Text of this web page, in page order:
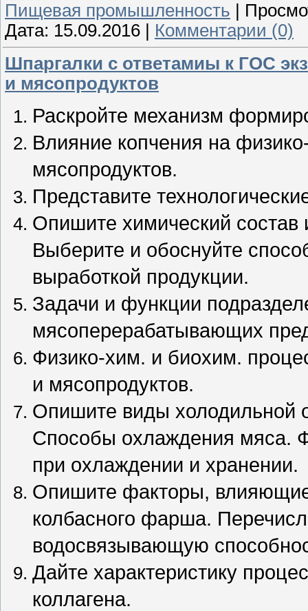
Пищевая промышленность
Дата: 15.09.2016
Комментарии (0)
Шпаргалки с ответамиы к ГОС
и мясопродуктов
Раскройте механизм
Влияние копчения на
мясопродуктов.
Представите
Опишите химический состав
Выберите и обоснуйте
выработкой продукции.
Задачи и функции
мясоперерабатывающих
Физико-хим. и биохим.
и мясопродуктов.
Опишите виды холодильной
Способы охлаждения мяса.
при охлаждении и хранении.
Опишите факторы,
колбасного фарша.
водосвязывающую
Дайте характеристику
коллагена.